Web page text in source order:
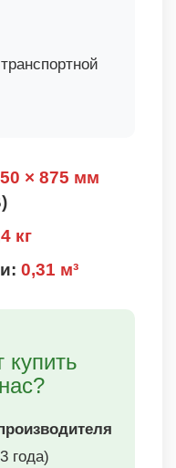
× 875 мм
кг
0,31 м³
купить
года)